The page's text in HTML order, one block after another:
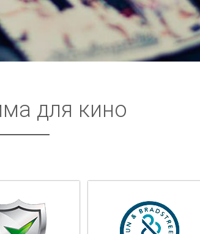
для кино